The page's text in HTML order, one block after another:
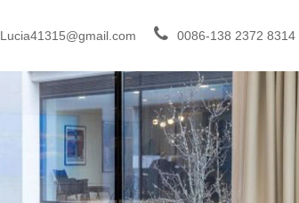
Lucia41315@gmail.com 0086-138 2372 8314